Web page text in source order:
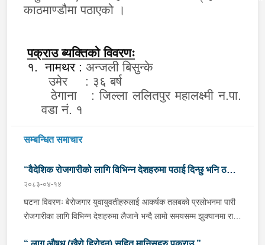
काठमाण्डौमा पठाएको ।
पक्राउ ब्यक्तिको विवरणः
१. नामथर : अन्जली बिसुन्के
उमेर : ३६ बर्ष
ठेगाना : जिल्ला ललितपुर महालक्ष्मी न.पा.
वडा नं. १
सम्बन्धित समाचार
“वैदेशिक रोजगारीको लागि विभिन्न देशहरुमा पठाई दिन्छु भनि ठगी
गर्ने व्यक्तिहरु पक्राउ"
२०८३-०४-१४
घटना विवरणः बेरोजगार युवायुवतीहरुलाई आकर्षक तलबको प्रलोभनमा पारी
रोजगारीका लागि विभिन्न देशहरुमा लैजाने भन्दै लामो समयसम्म झुक्यानमा राखि